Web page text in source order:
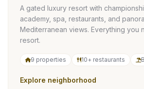
A gated luxury resort with
academy, spa, restaurants, and
Mediterranean views. Everything you
resort.
9 properties 10+ restaurants
Explore neighborhood